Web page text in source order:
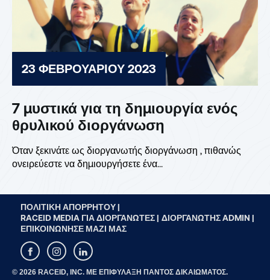
23 ΦΕΒΡΟΥΑΡΊΟΥ 2023
7 μυστικά για τη δημιουργία ενός
θρυλικού διοργάνωση
Όταν ξεκινάτε ως διοργανωτής διοργάνωση , πιθανώς
ονειρεύεστε να δημιουργήσετε ένα...
ΠΟΛΙΤΙΚΉ ΑΠΟΡΡΉΤΟΥ |
RACEID MEDIA ΓΙΑ ΔΙΟΡΓΑΝΩΤΈΣ | ΔΙΟΡΓΑΝΩΤΉΣ ADMIN |
ΕΠΙΚΟΙΝΏΝΗΣΕ ΜΑΖΊ ΜΑΣ
© 2026 RACEID, INC. ΜΕ ΕΠΙΦΎΛΑΞΗ ΠΑΝΤΌΣ ΔΙΚΑΙΏΜΑΤΟΣ.